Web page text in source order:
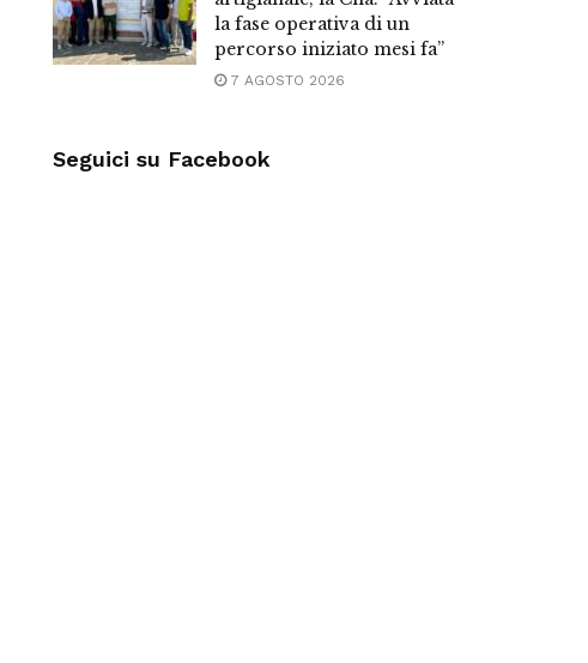
la fase operativa di un
percorso iniziato mesi fa”
7 AGOSTO 2026
Seguici su Facebook